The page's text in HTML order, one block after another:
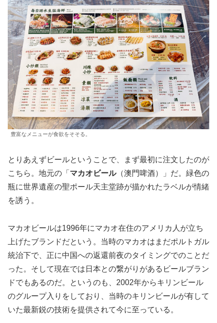
豊富なメニューが食欲をそそる。
とりあえずビールということで、まず最初に注文したのが
こちら。地元の「 マカオビール（澳門啤酒）」だ。緑色の
瓶に世界遺産の聖ポール天主堂跡が描かれたラベルが情緒
を誘う。
マカオビールは1996年にマカオ在住のアメリカ人が立ち
上げたブランドだという。当時のマカオはまだポルトガル
統治下で、正に中国への返還前夜のタイミングでのことだ
った。そして現在では日本との繋がりがあるビールブラン
ドでもあるのだ。というのも、2002年からキリンビール
のグループ入りをしており、当時のキリンビールが有して
いた最新鋭の技術を提供されて今に至っている。